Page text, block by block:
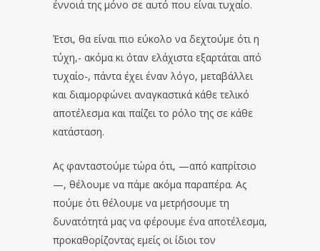
έννοιά της μόνο σε αυτό που είναι τυχαίο.
Έτσι, θα είναι πιο εύκολο να δεχτούμε ότι η
τύχη,- ακόμα κι όταν ελάχιστα εξαρτάται από
τυχαίο-, πάντα έχει έναν λόγο, μεταβάλλει
και διαμορφώνει αναγκαστικά κάθε τελικό
αποτέλεσμα και παίζει το ρόλο της σε κάθε
κατάσταση.
Ας φανταστούμε τώρα ότι, —από καπρίτσιο
—, θέλουμε να πάμε ακόμα παραπέρα. Ας
πούμε ότι θέλουμε να μετρήσουμε τη
δυνατότητά μας να φέρουμε ένα αποτέλεσμα,
προκαθορίζοντας εμείς οι ίδιοι τον